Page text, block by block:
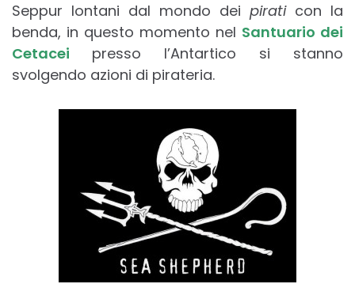
Seppur lontani dal mondo dei piraticon la
benda, in questo momento nel Santuario dei
Cetacei presso l’Antartico si stanno
svolgendo azioni di pirateria.